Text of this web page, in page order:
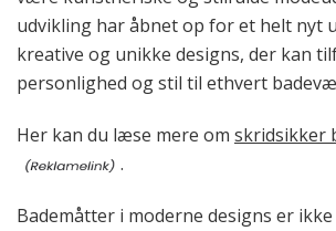
udvikling har åbnet op for et helt nyt
kreative og unikke designs, der kan
personlighed og stil til ethvert
Her kan du læse mere om skridsikker
.
Bademåtter i moderne designs er